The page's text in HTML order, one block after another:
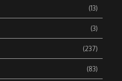
(13)
(3)
(237)
(83)